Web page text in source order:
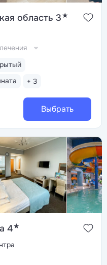
область 3★
+ 3
Выбрать
4★